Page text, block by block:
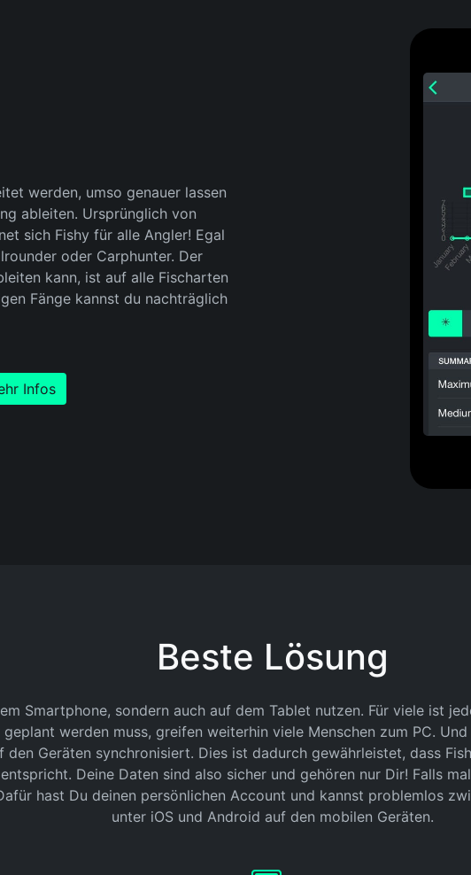
werden, umso genauer lassen
ableiten. Ursprünglich von
sich Fishy für alle Angler! Egal
oder Carphunter. Der
kann, ist auf alle Fischarten
Fänge kannst du nachträglich
Infos
Beste Lösung
Smartphone, sondern auch auf dem Tablet nutzen. Für viele ist
werden muss, greifen weiterhin viele Menschen zum PC.
den Geräten synchronisiert. Dies ist dadurch gewährleistet, dass
Deine Daten sind also sicher und gehören nur Dir! Falls
hast Du deinen persönlichen Account und kannst problemlos
unter iOS und Android auf den mobilen Geräten.